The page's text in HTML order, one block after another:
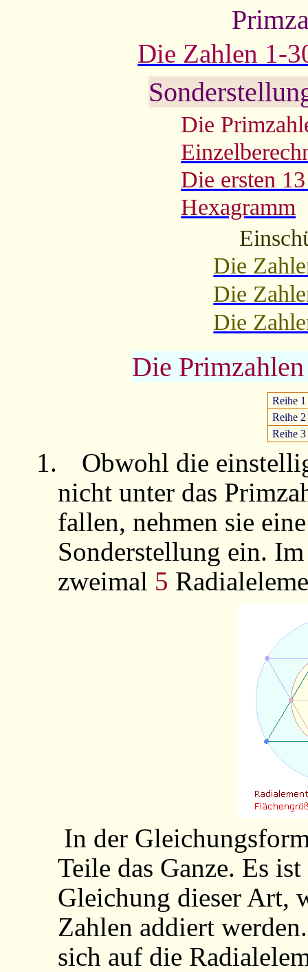
Die Zahlen 1-
Die
Die ersten
Hexagramm
Die
Die
Die
Die
Reihe 1
Reihe 2
Reihe 3
1.
Obwohl die
nicht unter das
fallen, nehmen sie
Sonderstellung ein.
zweimal 5
In der
Teile das Ganze. Es
Gleichung dieser Art,
Zahlen addiert
sich auf die